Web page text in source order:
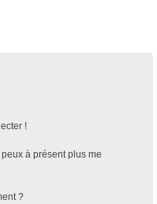
!
à présent plus me
?